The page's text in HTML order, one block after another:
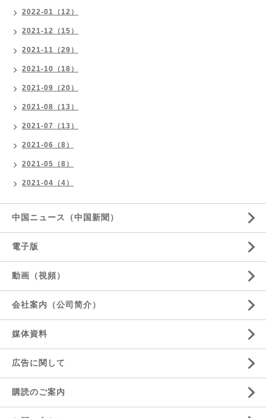
2022-01（12）
2021-12（15）
2021-11（29）
2021-10（18）
2021-09（20）
2021-08（13）
2021-07（13）
2021-06（8）
2021-05（8）
2021-04（4）
中国ニュース（中国新聞）
電子版
動画（視頻）
会社案内（公司简介）
媒体資料
広告に関して
購読のご案内